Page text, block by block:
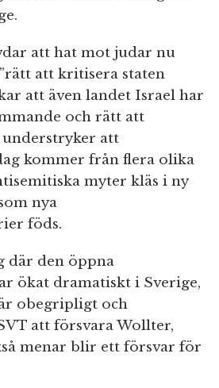
att hat mot judar nu
att kritisera staten
att även landet Israel har
och rätt att
understryker att
kommer från flera olika
myter kläs i ny
nya
föds.
där den öppna
ökat dramatiskt i Sverige,
obegripligt och
att försvara Wollter,
menar blir ett försvar för